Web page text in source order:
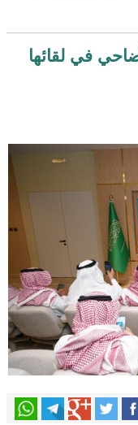
في لقائها